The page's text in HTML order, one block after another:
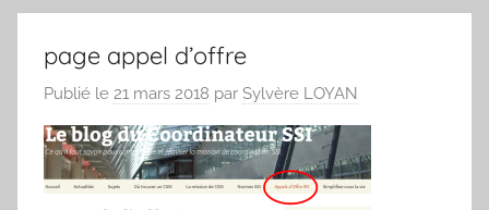
page appel d’offre
Publié le 21 mars 2018 par Sylvère LOYAN